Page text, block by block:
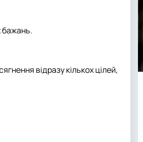
бажань.
відразу кількох цілей,